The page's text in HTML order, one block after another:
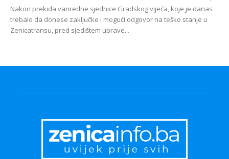
Nakon prekida vanredne sjednice Gradskog vijeća, koje je danas
trebalo da donese zaključke i mogući odgovor na teško stanje u
Zenicatransu, pred sjedištem uprave...